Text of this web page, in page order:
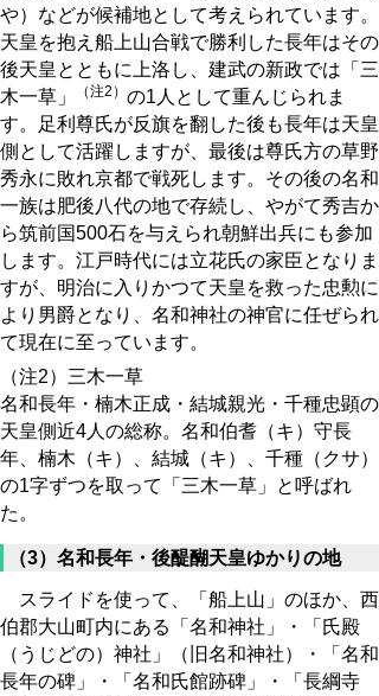
や）などが候補地として考えられています。
天皇を抱え船上山合戦で勝利した長年はその
後天皇とともに上洛し、建武の新政では「三
木一草」
（注2） の1人として重んじられま
す。足利尊氏が反旗を翻した後も長年は天皇
側として活躍しますが、最後は尊氏方の草野
秀永に敗れ京都で戦死します。その後の名和
一族は肥後八代の地で存続し、やがて秀吉か
ら筑前国500石を与えられ朝鮮出兵にも参加
します。江戸時代には立花氏の家臣となりま
すが、明治に入りかつて天皇を救った忠勲に
より男爵となり、名和神社の神官に任ぜられ
て現在に至っています。
（注2）三木一草
名和長年・楠木正成・結城親光・千種忠顕の
天皇側近4人の総称。名和伯耆（キ）守長
年、楠木（キ）、結城（キ）、千種（クサ）
の1字ずつを取って「三木一草」と呼ばれ
た。
（3）名和長年・後醍醐天皇ゆかりの地
スライドを使って、「船上山」のほか、西
伯郡大山町内にある「名和神社」・「氏殿
（うじどの）神社」（旧名和神社）・「名和
長年の碑」・「名和氏館跡碑」・「長綱寺